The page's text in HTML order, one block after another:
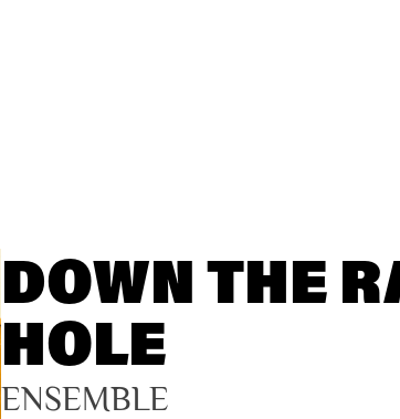
DOWN THE
HOLE
ENSEMBLE